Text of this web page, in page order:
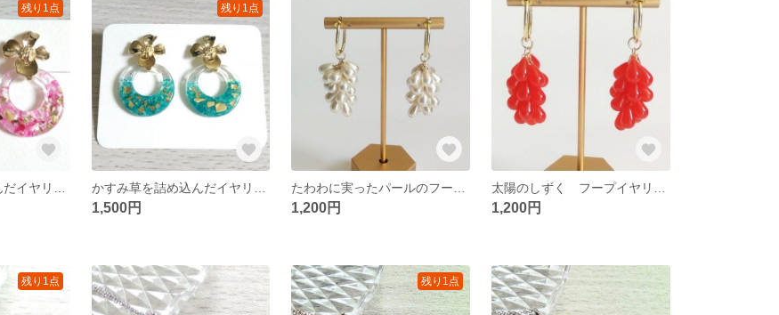
残り1点 残り1点
1,500円 1,200円 1,200円
残り1点 残り1点